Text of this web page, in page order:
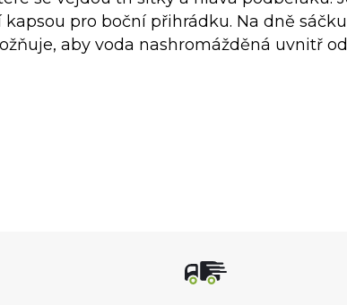
kapsou pro boční přihrádku. Na dně
aby voda nashromážděná uvnitř